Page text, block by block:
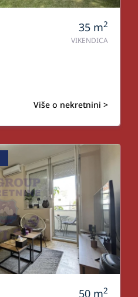
35 m2
VIKENDICA
Više o nekretnini >
50 m2